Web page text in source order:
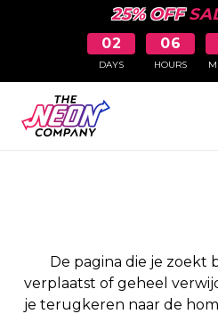
25% OFF
02
DAYS
06
HOURS
PAGINA NIET
De pagina die je zoekt
verplaatst of geheel
je terugkeren naar de